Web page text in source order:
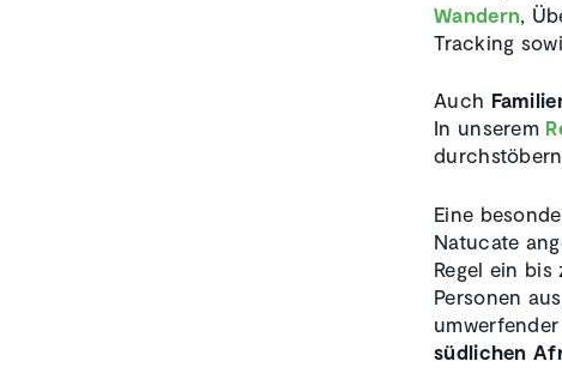
Wandern ,
Tracking
Auch
In unserem
Eine
Natucate
Regel ein
Personen
südlichen